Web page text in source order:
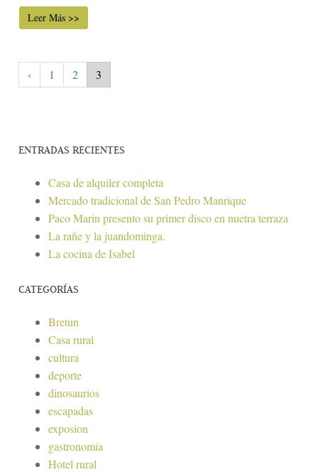
Leer Más >>
‹ 1 2 3
ENTRADAS RECIENTES
Casa de alquiler completa
Mercado tradicional de San Pedro Manrique
Paco Marin presento su primer disco en nuetra terraza
La rañe y la juandominga.
La cocina de Isabel
CATEGORÍAS
Bretun
Casa rural
cultura
deporte
dinosaurios
escapadas
exposion
gastronomía
Hotel rural